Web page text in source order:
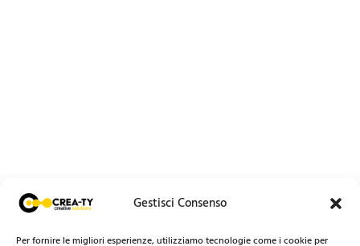
Gestisci Consenso
Per fornire le migliori esperienze, utilizziamo tecnologie come i cookie per